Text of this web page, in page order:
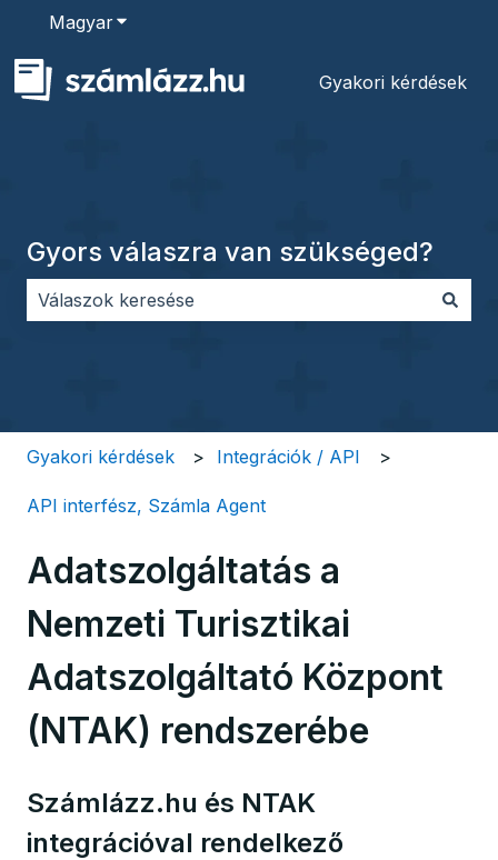
MagyarAlmenü megjelenítése fordításokhoz
Gyakori kérdések
Gyors válaszra van szükséged?
Gyakori kérdések Integrációk / API
API interfész, Számla Agent
Adatszolgáltatás a
Nemzeti Turisztikai
Adatszolgáltató Központ
(NTAK) rendszerébe
Számlázz.hu és NTAK
integrációval rendelkező